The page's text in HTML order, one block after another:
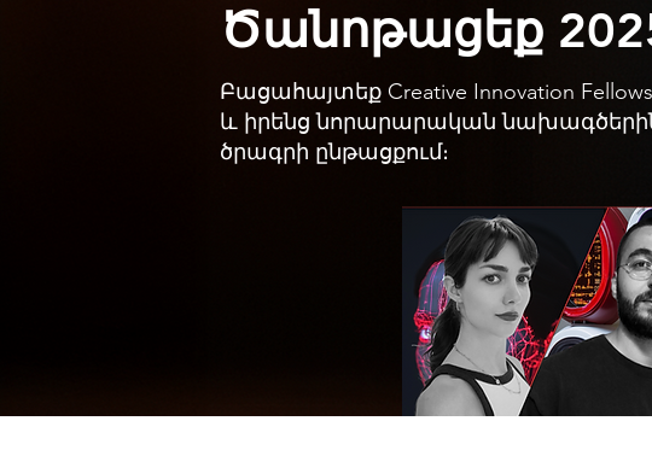
Ծանոթացեք
Բացահայտեք Creative Innovation
և իրենց նորարարական
ծրագրի ընթացքում։